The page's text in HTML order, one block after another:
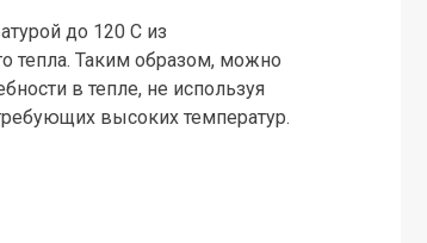
до 120 C из
тепла. Таким образом, можно
в тепле, не используя
высоких температур.